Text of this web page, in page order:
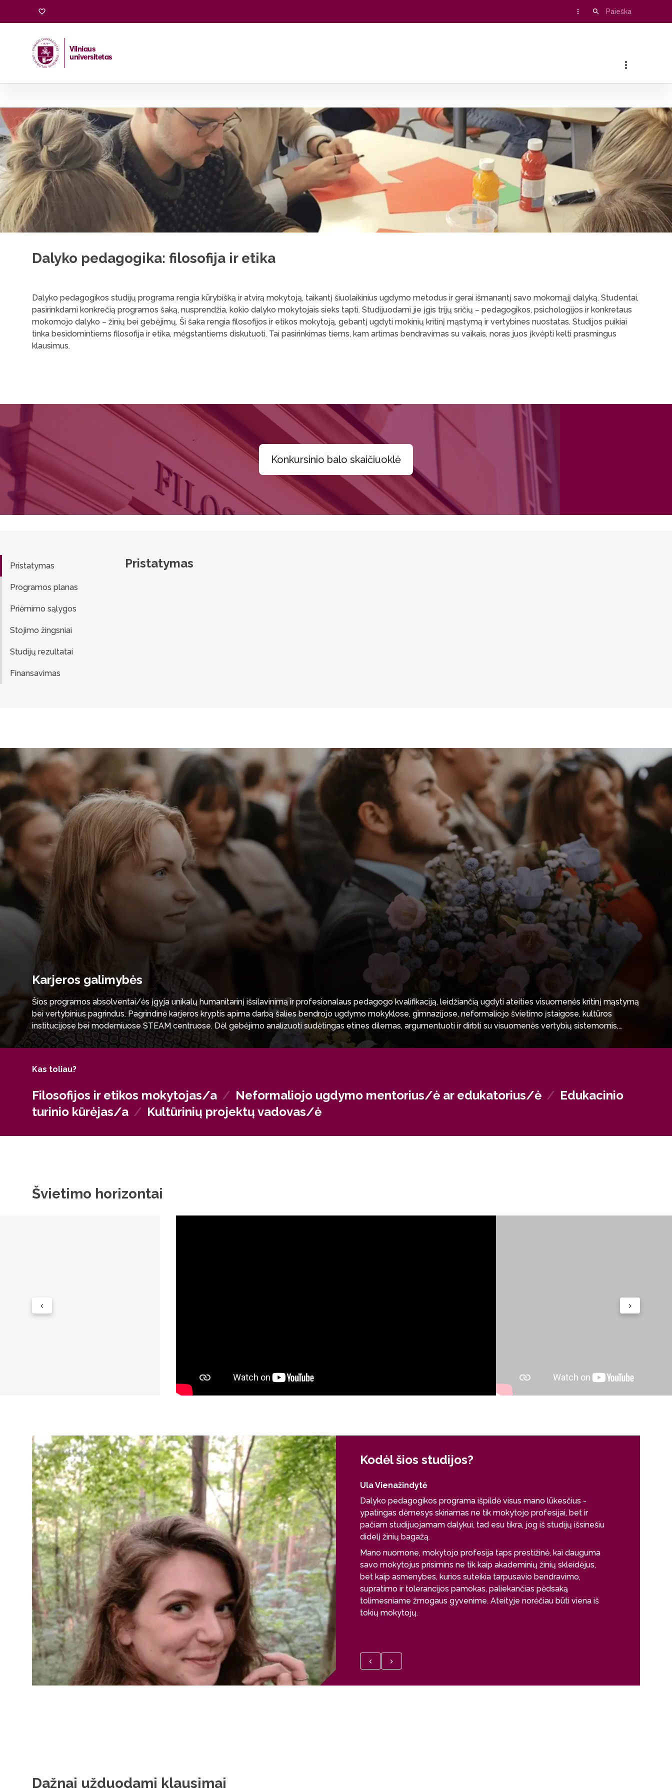
Vilniaus
universitetas
Dalyko pedagogika: filosofija ir etika
Dalyko pedagogikos studijų programa rengia kūrybišką ir atvirą mokytoją, taikantį šiuolaikinius ugdymo metodus ir gerai išmanantį savo mokomąjį dalyką. Studentai,
pasirinkdami konkrečią programos šaką, nusprendžia, kokio dalyko mokytojais sieks tapti. Studijuodami jie įgis trijų sričių – pedagogikos, psichologijos ir konkretaus
mokomojo dalyko – žinių bei gebėjimų. Ši šaka rengia filosofijos ir etikos mokytoją, gebantį ugdyti mokinių kritinį mąstymą ir vertybines nuostatas. Studijos puikiai
tinka besidomintiems filosofija ir etika, mėgstantiems diskutuoti. Tai pasirinkimas tiems, kam artimas bendravimas su vaikais, noras juos įkvėpti kelti prasmingus
klausimus.
Konkursinio balo skaičiuoklė
Pristatymas
Programos planas
Priėmimo sąlygos
Stojimo žingsniai
Studijų rezultatai
Finansavimas
Pristatymas
Karjeros galimybės
Šios programos absolventai/ės įgyja unikalų humanitarinį išsilavinimą ir profesionalaus pedagogo kvalifikaciją, leidžiančią ugdyti ateities visuomenės kritinį mąstymą
bei vertybinius pagrindus. Pagrindinė karjeros kryptis apima darbą šalies bendrojo ugdymo mokyklose, gimnazijose, neformaliojo švietimo įstaigose, kultūros
institucijose bei moderniuose STEAM centruose. Dėl gebėjimo analizuoti sudėtingas etines dilemas, argumentuoti ir dirbti su visuomenės vertybių sistemomis,
absolventai taip pat sėkmingai integruojasi už mokyklos ribų: nevyriausybinėse organizacijose, žiniasklaidoje, valstybės institucijose, diplomatiniame bei verslo
sektoriuose.
Kas toliau?
Filosofijos ir etikos mokytojas/a / Neformaliojo ugdymo mentorius/ė ar edukatorius/ė / Edukacinio
turinio kūrėjas/a / Kultūrinių projektų vadovas/ė
Švietimo horizontai
Kodėl šios studijos?
Ula Vienažindytė
Dalyko pedagogikos programa išpildė visus mano lūkesčius -
ypatingas dėmesys skiriamas ne tik mokytojo profesijai, bet ir
pačiam studijuojamam dalykui, tad esu tikra, jog iš studijų išsinešiu
didelį žinių bagažą.
Mano nuomone, mokytojo profesija taps prestižinė, kai dauguma
savo mokytojus prisimins ne tik kaip akademinių žinių skleidėjus,
bet kaip asmenybes, kurios suteikia tarpusavio bendravimo,
supratimo ir tolerancijos pamokas, paliekančias pėdsaką
tolimesniame žmogaus gyvenime. Ateityje norėčiau būti viena iš
tokių mokytojų.
Dažnai užduodami klausimai